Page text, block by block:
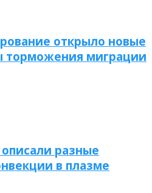
открыло новые
торможения миграции
разные
в плазме